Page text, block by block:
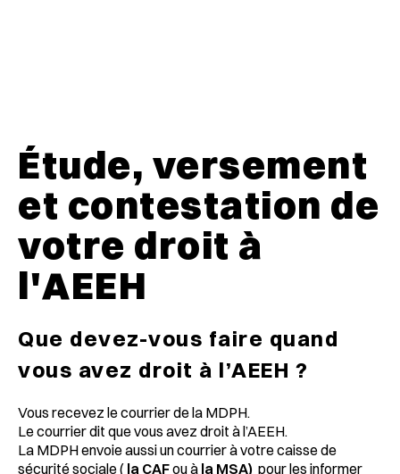
Étude, versement
et contestation de
votre droit à
l'AEEH
Que devez-vous faire quand
vous avez droit à l’AEEH ?
Vous recevez le courrier de la MDPH.
Le courrier dit que vous avez droit à l’AEEH.
La MDPH envoie aussi un courrier à votre caisse de
sécurité sociale ( la CAFou à la MSA) pour les informer